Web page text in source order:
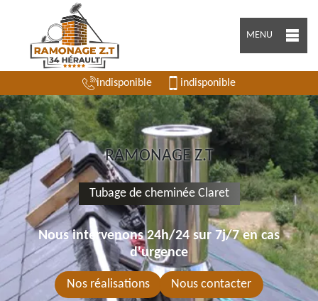
MENU
indisponible indisponible
RAMONAGE Z.T
Tubage de cheminée Claret
Nous intervenons 24h/24 sur 7j/7 en cas
d'urgence
Nos réalisations Nous contacter